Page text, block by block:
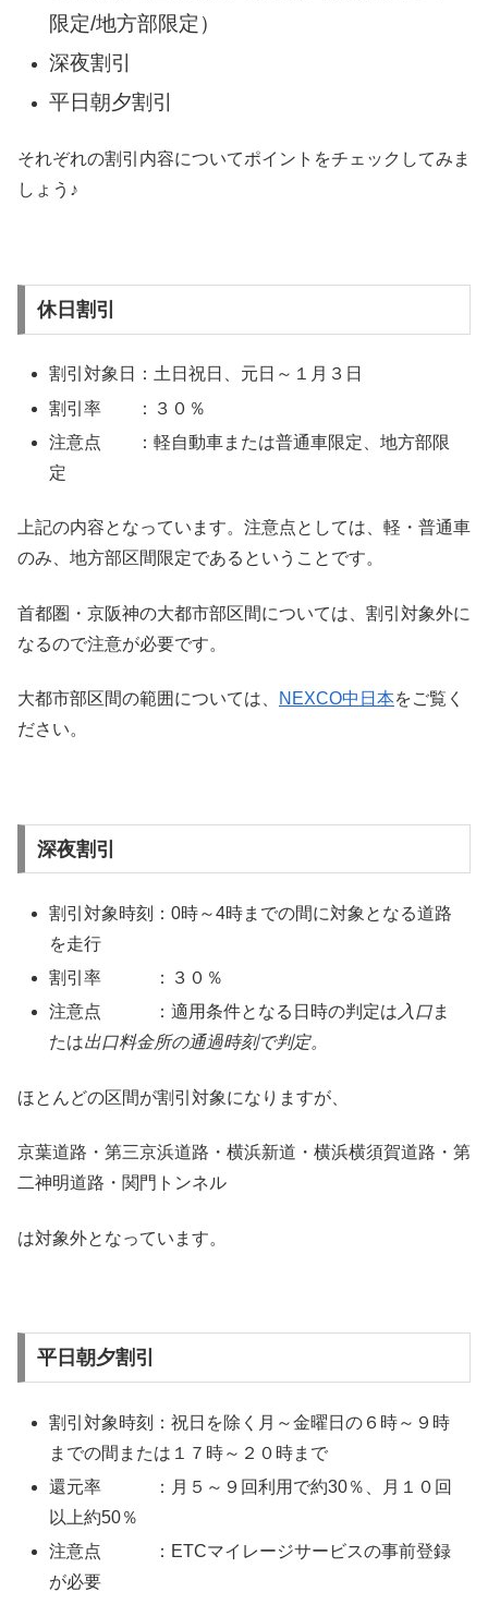
限定/地方部限定）
深夜割引
平日朝夕割引
それぞれの割引内容についてポイントをチェックしてみま
しょう♪
休日割引
割引対象日：土日祝日、元日～１月３日
割引率 ：３０％
注意点 ：軽自動車または普通車限定、地方部限
定
上記の内容となっています。注意点としては、軽・普通車
のみ、地方部区間限定であるということです。
首都圏・京阪神の大都市部区間については、割引対象外に
なるので注意が必要です。
大都市部区間の範囲については、 NEXCO中日本をご覧く
ださい。
深夜割引
割引対象時刻：0時～4時までの間に対象となる道路
を走行
割引率 ：３０％
注意点 ：適用条件となる日時の判定は 入口ま
たは出口料金所の通過時刻で判定。
ほとんどの区間が割引対象になりますが、
京葉道路・第三京浜道路・横浜新道・横浜横須賀道路・第
二神明道路・関門トンネル
は対象外となっています。
平日朝夕割引
割引対象時刻：祝日を除く月～金曜日の６時～９時
までの間または１７時～２０時まで
還元率 ：月５～９回利用で約30％、月１０回
以上約50％
注意点 ：ETCマイレージサービスの事前登録
が必要